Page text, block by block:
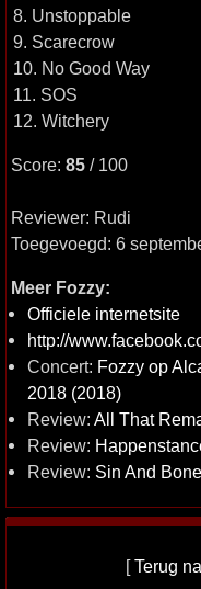
8. Unstoppable
9. Scarecrow
10. No Good Way
11. SOS
12. Witchery
Score: 85 / 100
Reviewer: Rudi
Toegevoegd: 6
Meer Fozzy:
Officiele internetsite
http://
Concert: Fozzy op
2018 (2018)
Review: All That
Review:
Review: Sin And
[Terug